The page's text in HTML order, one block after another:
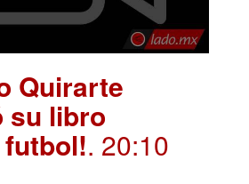
Quirarte
su libro
futbol!. 20:10